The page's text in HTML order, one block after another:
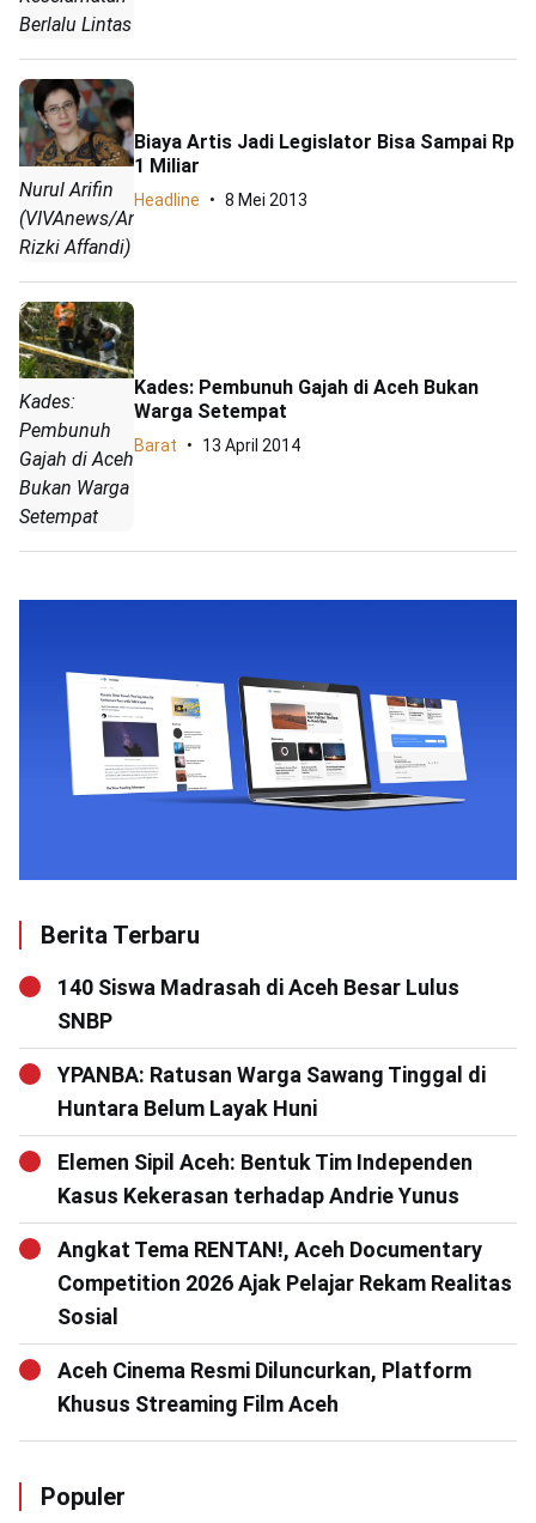
Berlalu Lintas
Nurul Arifin
(VIVAnews/Anhar
Rizki Affandi)
Biaya Artis Jadi Legislator Bisa Sampai Rp
1 Miliar
Headline 8 Mei 2013
Kades:
Pembunuh
Gajah di Aceh
Bukan Warga
Setempat
Kades: Pembunuh Gajah di Aceh Bukan
Warga Setempat
Barat 13 April 2014
Berita Terbaru
140 Siswa Madrasah di Aceh Besar Lulus
SNBP
YPANBA: Ratusan Warga Sawang Tinggal di
Huntara Belum Layak Huni
Elemen Sipil Aceh: Bentuk Tim Independen
Kasus Kekerasan terhadap Andrie Yunus
Angkat Tema RENTAN!, Aceh Documentary
Competition 2026 Ajak Pelajar Rekam Realitas
Sosial
Aceh Cinema Resmi Diluncurkan, Platform
Khusus Streaming Film Aceh
Populer